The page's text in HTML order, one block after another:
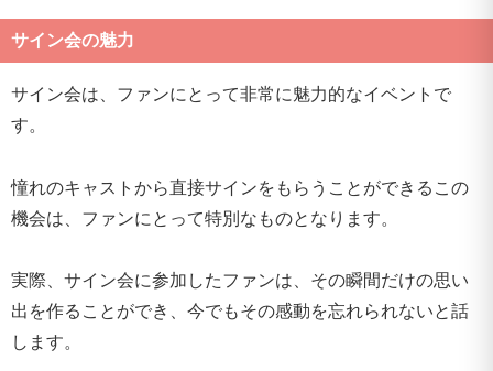
サイン会の魅力
サイン会は、ファンにとって非常に魅力的なイベントで
す。
憧れのキャストから直接サインをもらうことができるこの
機会は、ファンにとって特別なものとなります。
実際、サイン会に参加したファンは、その瞬間だけの思い
出を作ることができ、今でもその感動を忘れられないと話
します。